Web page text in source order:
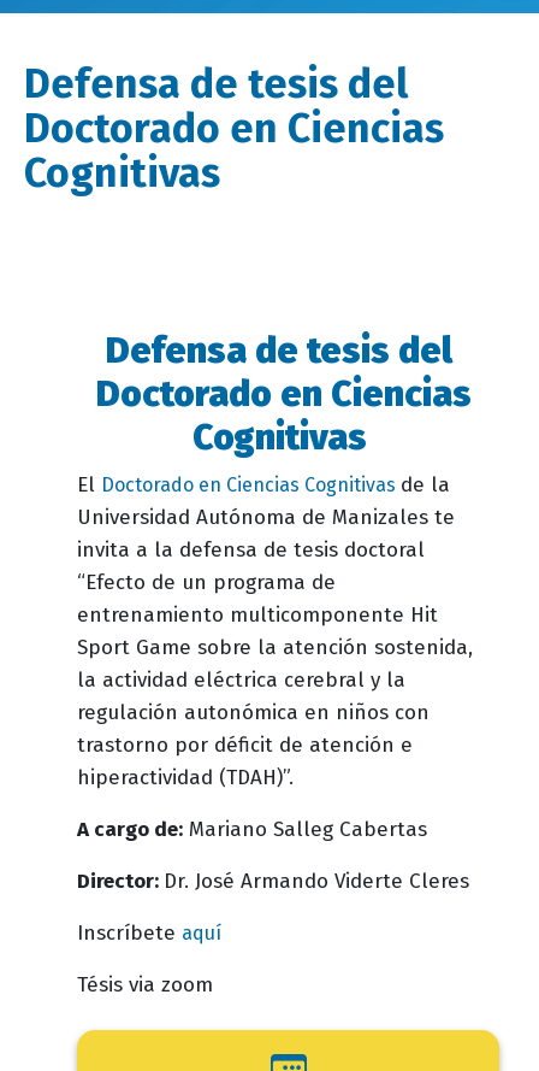
Defensa de tesis del
Doctorado en Ciencias
Cognitivas
Descripción
Defensa de tesis del
Doctorado en Ciencias
Cognitivas
El Doctorado en Ciencias Cognitivas de la
Universidad Autónoma de Manizales te
invita a la defensa de tesis doctoral
“Efecto de un programa de
entrenamiento multicomponente Hit
Sport Game sobre la atención sostenida,
la actividad eléctrica cerebral y la
regulación autonómica en niños con
trastorno por déficit de atención e
hiperactividad (TDAH)”.
A cargo de: Mariano Salleg Cabertas
Director: Dr. José Armando Viderte Cleres
Inscríbete aquí
Tésis via zoom